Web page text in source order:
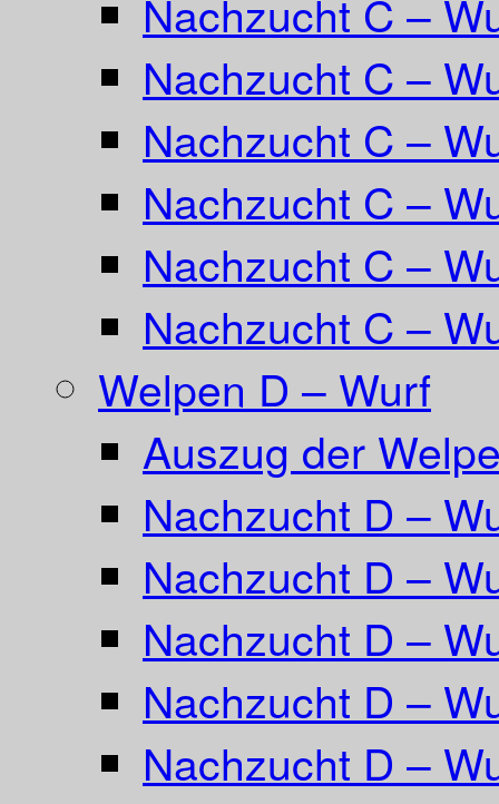
Nachzucht C –
Nachzucht C –
Nachzucht C –
Nachzucht C –
Nachzucht C –
Nachzucht C –
Welpen D – Wurf
Auszug der
Nachzucht D –
Nachzucht D –
Nachzucht D –
Nachzucht D –
Nachzucht D –